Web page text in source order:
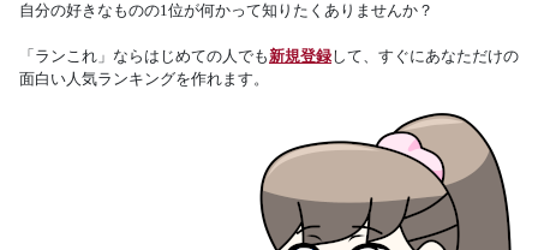
自分の好きなものの1位が何かって知りたくありませんか？
「ランこれ」ならはじめての人でも新規登録して、すぐにあなただけの
面白い人気ランキングを作れます。